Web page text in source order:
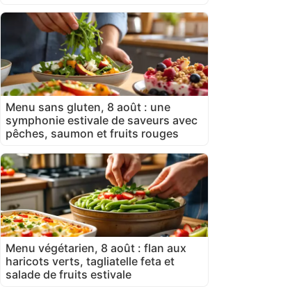
Menu sans gluten, 8 août : une
symphonie estivale de saveurs avec
pêches, saumon et fruits rouges
Menu végétarien, 8 août : flan aux
haricots verts, tagliatelle feta et
salade de fruits estivale